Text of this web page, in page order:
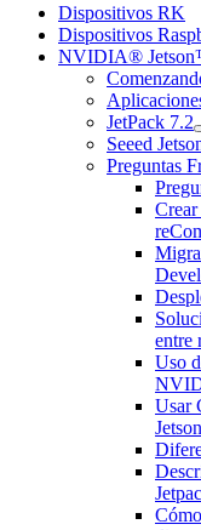
Dispositivos RK
Dispositivos
NVIDIA®
JetPack 7.2
Seeed
Preguntas
Crear
entre
Uso
Usar
Jetson